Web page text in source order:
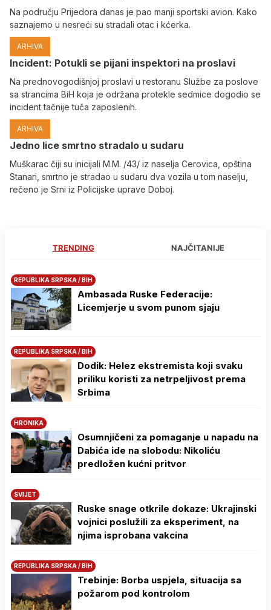
Na području Prijedora danas je pao manji sportski avion. Kako
saznajemo u nesreći su stradali otac i kćerka.
ARHIVA
Incident: Potukli se pijani inspektori na proslavi
Na prednovogodišnjoj proslavi u restoranu Službe za poslove
sa strancima BiH koja je održana protekle sedmice dogodio se
incident tačnije tuča zaposlenih.
ARHIVA
Јedno lice smrtno stradalo u sudaru
Muškarac čiji su inicijali M.M. /43/ iz naselja Cerovica, opština
Stanari, smrtno je stradao u sudaru dva vozila u tom naselju,
rečeno je Srni iz Policijske uprave Doboj.
TRENDING NAJČITANIJE
REPUBLIKA SRPSKA / BIH
Ambasada Ruske Federacije:
Licemjerje u svom punom sjaju
REPUBLIKA SRPSKA / BIH
Dodik: Helez ekstremista koji svaku
priliku koristi za netrpeljivost prema
Srbima
HRONIKA
Osumnjičeni za pomaganje u napadu na
Dabića ide na slobodu: Nikoliću
predložen kućni pritvor
SVIJET
Ruske snage otkrile dokaze: Ukrajinski
vojnici poslužili za eksperiment, na
njima isprobana vakcina
REPUBLIKA SRPSKA / BIH
Trebinje: Borba uspjela, situacija sa
požarom pod kontrolom